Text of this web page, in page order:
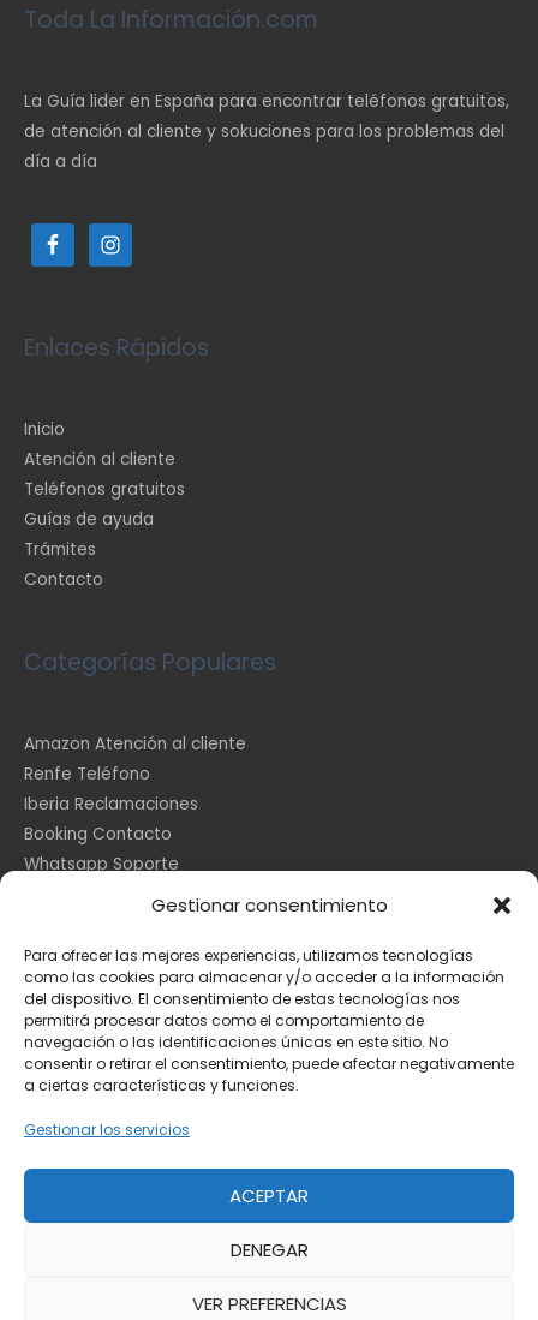
Gestionar consentimiento
Para ofrecer las mejores experiencias, utilizamos tecnologías
como las cookies para almacenar y/o acceder a la información
del dispositivo. El consentimiento de estas tecnologías nos
permitirá procesar datos como el comportamiento de
navegación o las identificaciones únicas en este sitio. No
consentir o retirar el consentimiento, puede afectar negativamente
a ciertas características y funciones.
Gestionar los servicios
ACEPTAR
DENEGAR
VER PREFERENCIAS
Toda La Información.com
La Guía lider en España para encontrar teléfonos gratuitos,
de atención al cliente y sokuciones para los problemas del
día a día
Enlaces Rápidos
Inicio
Atención al cliente
Teléfonos gratuitos
Guías de ayuda
Trámites
Contacto
Categorías Populares
Amazon Atención al cliente
Renfe Teléfono
Iberia Reclamaciones
Booking Contacto
Whatsapp Soporte
Información Legal
Aviso Legal
Toda la información